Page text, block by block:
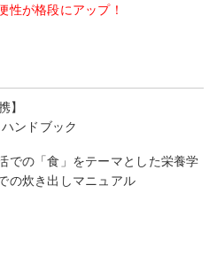
性が格段にアップ！
】
ンドブック
での「食」をテーマとした栄養学
の炊き出しマニュアル